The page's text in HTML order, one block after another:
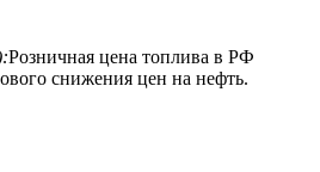
Розничная цена топлива в РФ
снижения цен на нефть.